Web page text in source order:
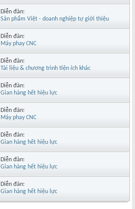
Diễn đàn:
Sản phẩm Việt - doanh nghiệp tự giới thiệu
Diễn đàn:
Máy phay CNC
Diễn đàn:
Tài liệu & chương trình tiện ích khác
Diễn đàn:
Gian hàng hết hiệu lực
Diễn đàn:
Máy phay CNC
Diễn đàn:
Gian hàng hết hiệu lực
Diễn đàn:
Gian hàng hết hiệu lực
Diễn đàn:
Gian hàng hết hiệu lực